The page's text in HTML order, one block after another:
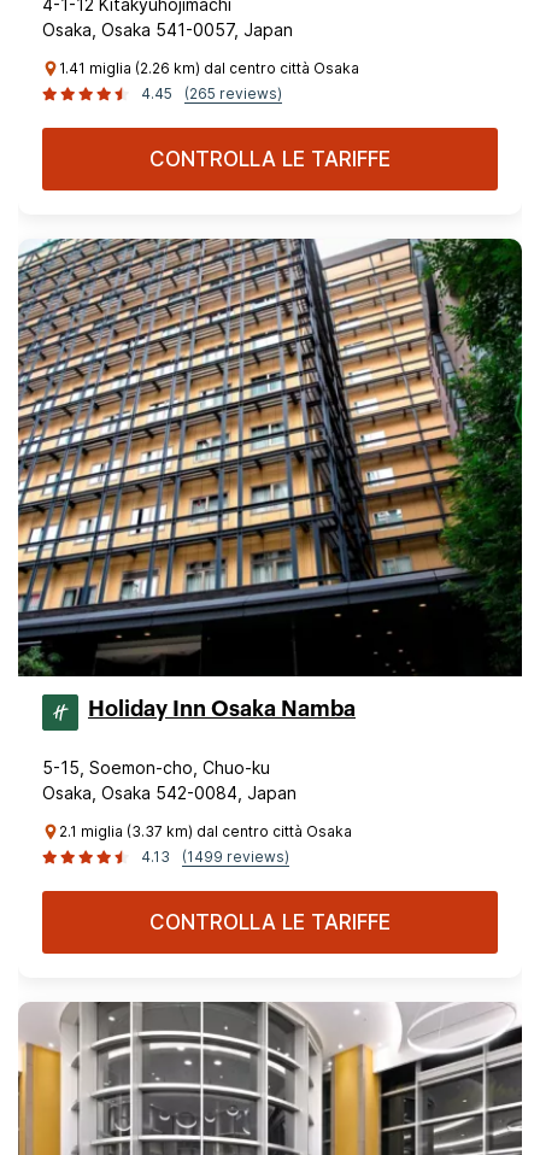
Osaka, Osaka 541-0057, Japan
1.41 miglia (2.26 km) dal centro città Osaka
4.45
(265 reviews)
CONTROLLA LE TARIFFE
Holiday Inn Osaka Namba
5-15, Soemon-cho, Chuo-ku
Osaka, Osaka 542-0084, Japan
2.1 miglia (3.37 km) dal centro città Osaka
4.13
(1499 reviews)
CONTROLLA LE TARIFFE